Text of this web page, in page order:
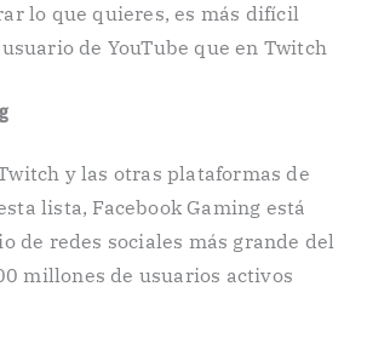
lo que quieres, es más difícil
de YouTube que en Twitch
y las otras plataformas de
lista, Facebook Gaming está
de redes sociales más grande del
millones de usuarios activos